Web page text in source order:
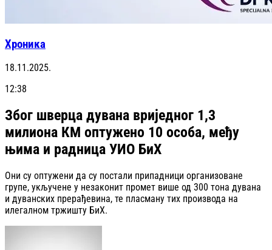
Хроника
18.11.2025.
12:38
Због шверца дувана вриједног 1,3
милиона КМ оптужено 10 особа, међу
њима и радница УИО БиХ
Они су оптужени да су постали припадници организоване
групе, укључене у незаконит промет више од 300 тона дувана
и дуванских прерађевина, те пласману тих производа на
илегалном тржишту БиХ.